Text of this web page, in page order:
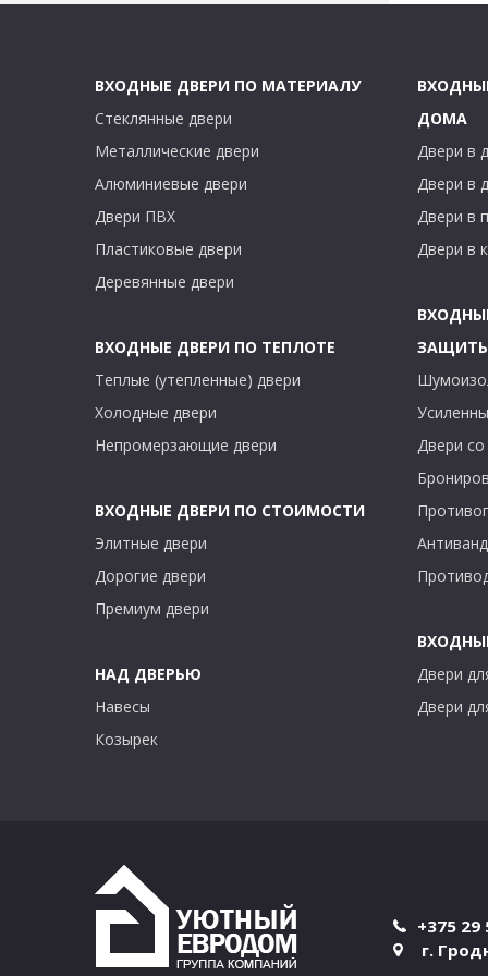
ВХОДНЫЕ ДВЕРИ ПО МАТЕРИАЛУ
Стеклянные двери
Металлические двери
Алюминиевые двери
Двери ПВХ
Пластиковые двери
Деревянные двери
ВХОДНЫЕ ДВЕРИ ПО ТЕПЛОТЕ
Теплые (утепленные) двери
Холодные двери
Непромерзающие двери
ВХОДНЫЕ ДВЕРИ ПО СТОИМОСТИ
Элитные двери
Дорогие двери
Премиум двери
НАД ДВЕРЬЮ
Навесы
Козырек
ДОМА
Двери в
Двери в
Двери в
Двери в
Двери
Двери
Двери
+375 29
г.